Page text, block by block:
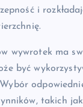
i
wywrotek ma
być
takich